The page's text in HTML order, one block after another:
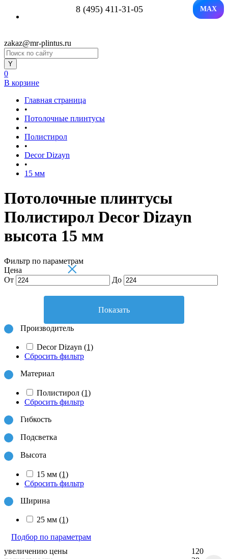
8 (495) 411-31-05 MAX
zakaz@mr-plintus.ru
0
В корзине
Главная страница
•
Потолочные плинтусы
•
Полистирол
•
Decor Dizayn
•
15 мм
Потолочные плинтусы
Полистирол Decor Dizayn
высота 15 мм
Фильтр по параметрам
×
Цена
От
До
Показать
Производитель
Decor Dizayn (1)
Сбросить фильтр
Материал
Полистирол (1)
Сбросить фильтр
Гибкость
Подсветка
Высота
15 мм (1)
Сбросить фильтр
Ширина
25 мм (1)
Подбор по параметрам
увеличению цены
120